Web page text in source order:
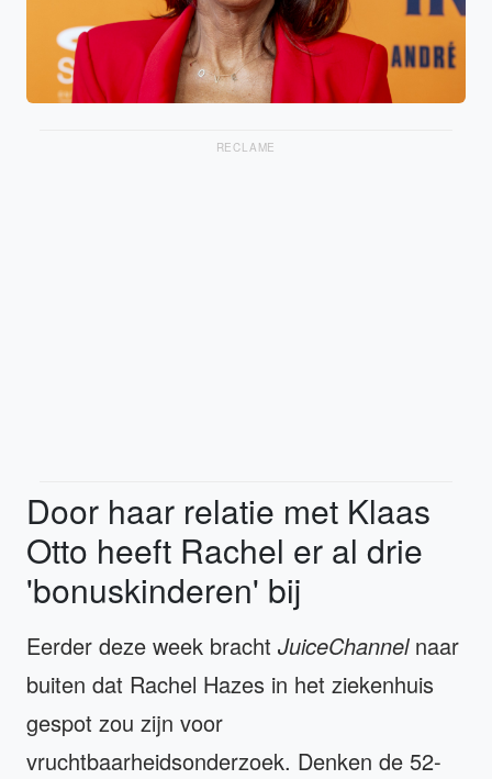
RECLAME
Door haar relatie met Klaas
Otto heeft Rachel er al drie
'bonuskinderen' bij
Eerder deze week bracht JuiceChannel naar
buiten dat Rachel Hazes in het ziekenhuis
gespot zou zijn voor
vruchtbaarheidsonderzoek. Denken de 52-